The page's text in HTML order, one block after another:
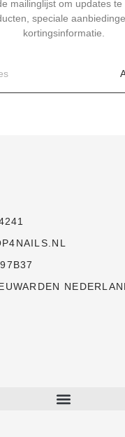
mailinglijst om updates
speciale
kortingsinformatie.